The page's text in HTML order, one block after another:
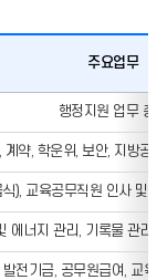
주요업무
행정지원 업무 총괄
계약, 학운위, 보안, 지방공
), 교육공무직원 인사 및
에너지 관리, 기록물 관리,
발전기금, 공무원급여, 교육